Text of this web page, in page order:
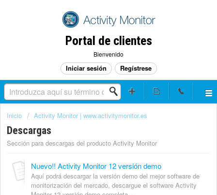
Portal de clientes
Bienvenido
Iniciar sesión Regístrese
Inicio Activity Monitor | www.activitymonitor.es
Descargas
Sección para descargas del producto Activity Monitor
Nuevo!! Activity Monitor 12 versión demo
Aquí podrá descargar la versión demo del mejor software de
monitorización del mercado, descargue el software Activity